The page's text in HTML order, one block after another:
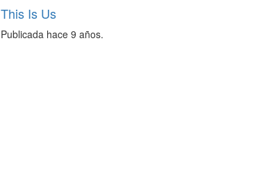
This Is Us
Publicada hace 9 años.